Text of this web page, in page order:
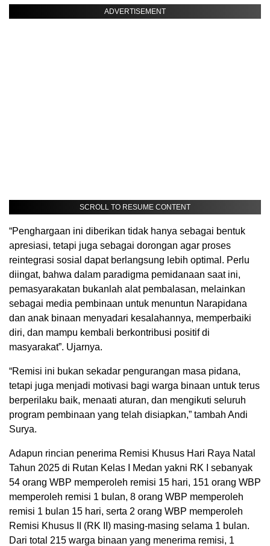
ADVERTISEMENT
SCROLL TO RESUME CONTENT
“Penghargaan ini diberikan tidak hanya sebagai bentuk
apresiasi, tetapi juga sebagai dorongan agar proses
reintegrasi sosial dapat berlangsung lebih optimal. Perlu
diingat, bahwa dalam paradigma pemidanaan saat ini,
pemasyarakatan bukanlah alat pembalasan, melainkan
sebagai media pembinaan untuk menuntun Narapidana
dan anak binaan menyadari kesalahannya, memperbaiki
diri, dan mampu kembali berkontribusi positif di
masyarakat”. Ujarnya.
“Remisi ini bukan sekadar pengurangan masa pidana,
tetapi juga menjadi motivasi bagi warga binaan untuk terus
berperilaku baik, menaati aturan, dan mengikuti seluruh
program pembinaan yang telah disiapkan,” tambah Andi
Surya.
Adapun rincian penerima Remisi Khusus Hari Raya Natal
Tahun 2025 di Rutan Kelas I Medan yakni RK I sebanyak
54 orang WBP memperoleh remisi 15 hari, 151 orang WBP
memperoleh remisi 1 bulan, 8 orang WBP memperoleh
remisi 1 bulan 15 hari, serta 2 orang WBP memperoleh
Remisi Khusus II (RK II) masing-masing selama 1 bulan.
Dari total 215 warga binaan yang menerima remisi, 1